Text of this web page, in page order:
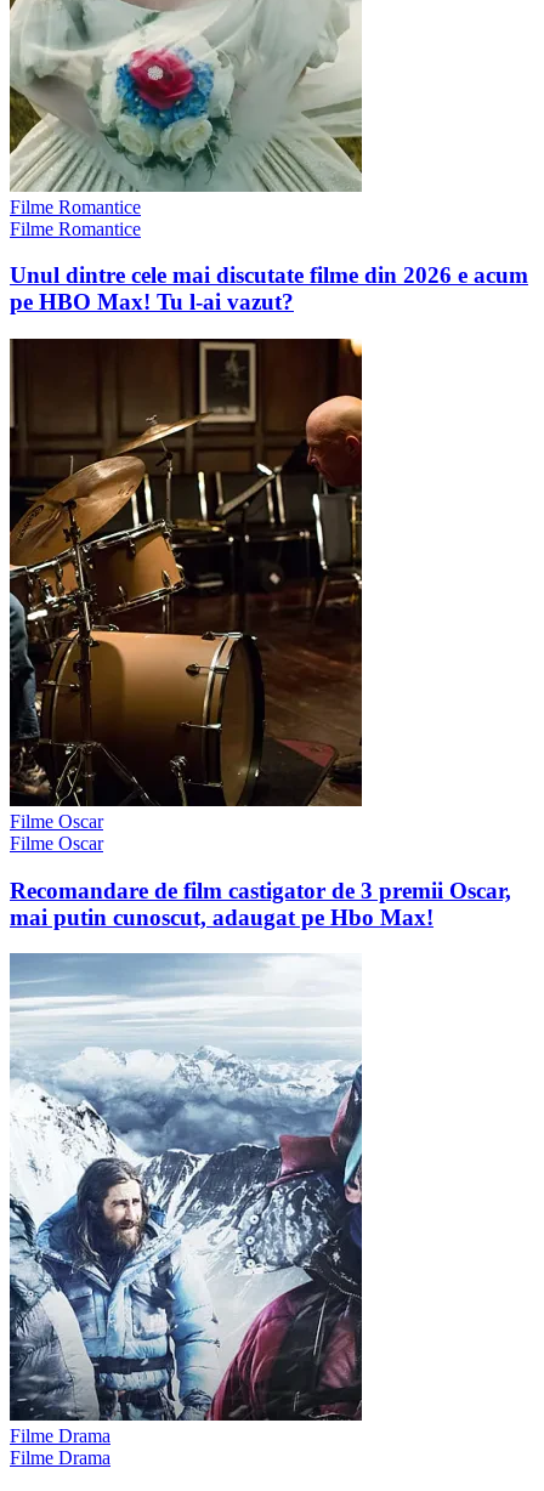
Filme Romantice
Filme Romantice
Unul dintre cele mai discutate filme din 2026 e acum
pe HBO Max! Tu l-ai vazut?
Filme Oscar
Filme Oscar
Recomandare de film castigator de 3 premii Oscar,
mai putin cunoscut, adaugat pe Hbo Max!
Filme Drama
Filme Drama